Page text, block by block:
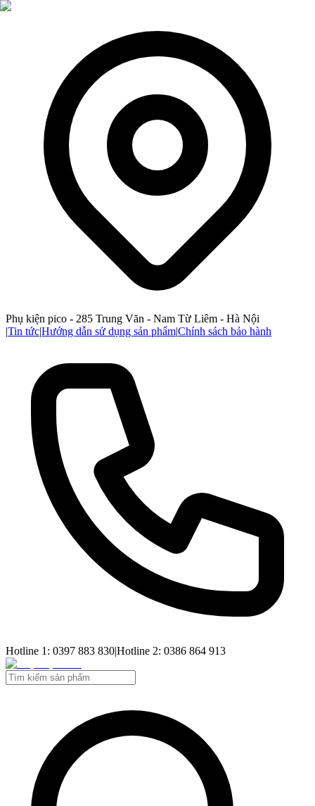
Phụ kiện pico - 285 Trung Văn - Nam Từ Liêm - Hà Nội
|Tin tức|Hướng dẫn sử dụng sản phẩm|Chính sách bảo hành
Hotline 1: 0397 883 830|Hotline 2: 0386 864 913